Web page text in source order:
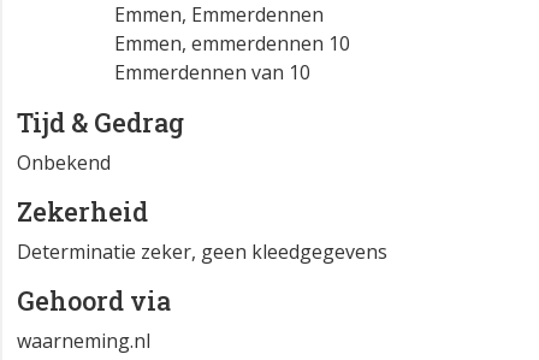
Emmen, Emmerdennen
Emmen, emmerdennen 10
Emmerdennen van 10
Tijd & Gedrag
Onbekend
Zekerheid
Determinatie zeker, geen kleedgegevens
Gehoord via
waarneming.nl